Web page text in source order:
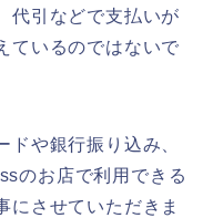
代引などで支払いが
ているのではないで
や銀行振り込み、
のお店で利用できる
にさせていただきま